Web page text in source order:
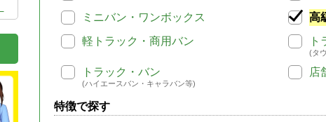
ミニバン・ワンボックス
高
軽トラック・商用バン
ト
(タ
トラック・バン
(ハイエースバン・キャラバン等)
店
特徴で探す